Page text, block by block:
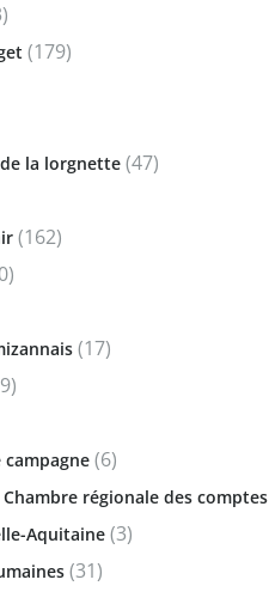
(179)
la lorgnette (47)
(162)
(17)
campagne (6)
régionale des comptes
Aquitaine (3)
(31)